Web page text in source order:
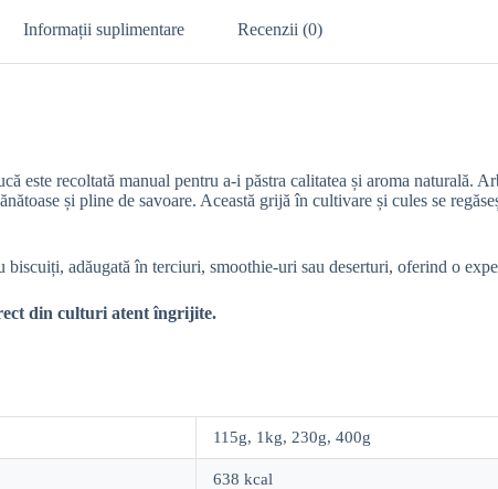
Informații suplimentare Recenzii (0)
este recoltată manual pentru a-i păstra calitatea și aroma naturală.
și pline de savoare. Această grijă în cultivare și cules se
adăugată în terciuri, smoothie-uri sau deserturi, oferind o
din culturi atent îngrijite.
115g, 1kg, 230g, 400g
638 kcal